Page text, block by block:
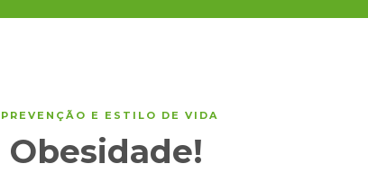
PREVENÇÃO E ESTILO DE VIDA
Obesidade!